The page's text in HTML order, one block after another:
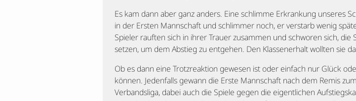
Es kam dann aber ganz anders. Eine schlimme Erkrankung unseres
in der Ersten Mannschaft und schlimmer noch, er verstarb wenig
Spieler rauften sich in ihrer Trauer zusammen und schworen sich, die
setzen, um dem Abstieg zu entgehen. Den Klassenerhalt wollten sie
Ob es dann eine Trotzreaktion gewesen ist oder einfach nur Glück
können. Jedenfalls gewann die Erste Mannschaft nach dem Remis
Verbandsliga, dabei auch die Spiele gegen die eigentlichen